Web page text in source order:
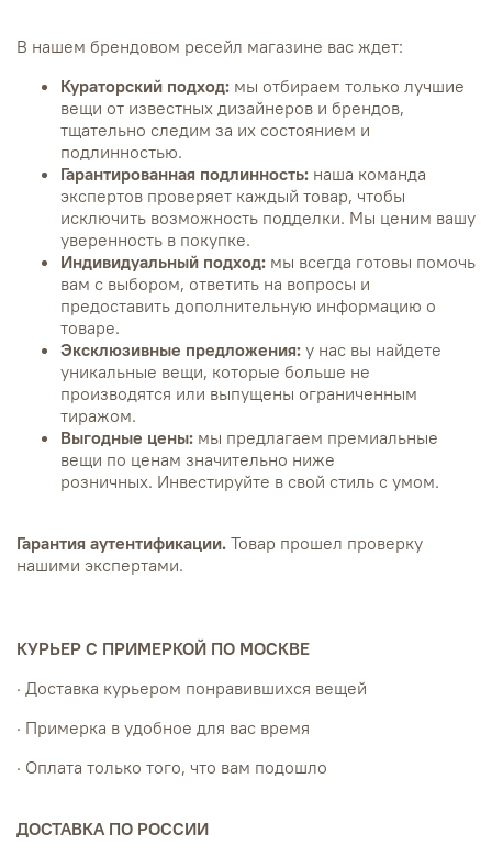
В нашем брендовом ресейл магазине вас ждет:
Кураторский подход: мы отбираем только лучшие
вещи от известных дизайнеров и брендов,
тщательно следим за их состоянием и
подлинностью.
Гарантированная подлинность: наша команда
экспертов проверяет каждый товар, чтобы
исключить возможность подделки. Мы ценим вашу
уверенность в покупке.
Индивидуальный подход: мы всегда готовы помочь
вам с выбором, ответить на вопросы и
предоставить дополнительную информацию о
товаре.
Эксклюзивные предложения: у нас вы найдете
уникальные вещи, которые больше не
производятся или выпущены ограниченным
тиражом.
Выгодные цены: мы предлагаем премиальные
вещи по ценам значительно ниже
розничных. Инвестируйте в свой стиль с умом.
Гарантия аутентификации. Товар прошел проверку
нашими экспертами.
КУРЬЕР С ПРИМЕРКОЙ ПО МОСКВЕ
· Доставка курьером понравившихся вещей
· Примерка в удобное для вас время
· Оплата только того, что вам подошло
ДОСТАВКА ПО РОССИИ